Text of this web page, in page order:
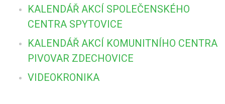
KALENDÁŘ AKCÍ SPOLEČENSKÉHO
CENTRA SPYTOVICE
KALENDÁŘ AKCÍ KOMUNITNÍHO CENTRA
PIVOVAR ZDECHOVICE
VIDEOKRONIKA